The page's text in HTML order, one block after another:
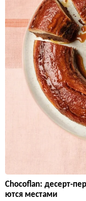
Chocoflan: десерт-
ются местами